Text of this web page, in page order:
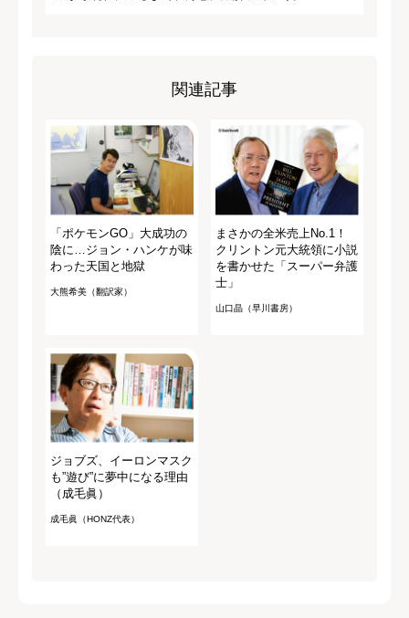
厚いベールに包まれていたクックという人物を、その出
生から現在に至るまで、丹念に紐解いていく。
関連記事
陰に…ジョン・ハンケが味
わった天国と地獄
大熊希美（翻訳家）